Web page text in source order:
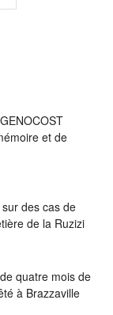
et de
des cas de
de la Ruzizi
quatre mois de
à Brazzaville